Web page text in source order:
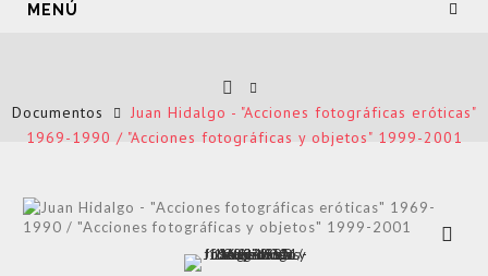
MENÚ
Documentos
Juan Hidalgo - "Acciones fotográficas eróticas"
1969-1990 / "Acciones fotográficas y objetos" 1999-2001